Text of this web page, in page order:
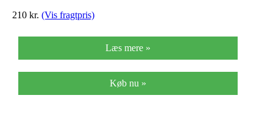
210 kr. (Vis fragtpris)
Læs mere »
Køb nu »